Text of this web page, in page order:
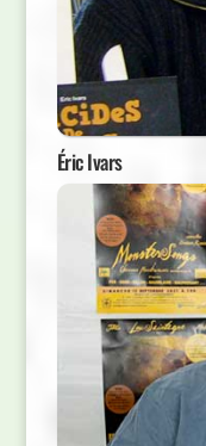
Éric Ivars